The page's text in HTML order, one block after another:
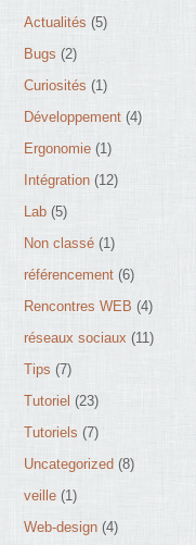
Actualités (5)
Bugs (2)
Curiosités (1)
Développement (4)
Ergonomie (1)
Intégration (12)
Lab (5)
Non classé (1)
référencement (6)
Rencontres WEB (4)
réseaux sociaux (11)
Tips (7)
Tutoriel (23)
Tutoriels (7)
Uncategorized (8)
veille (1)
Web-design (4)